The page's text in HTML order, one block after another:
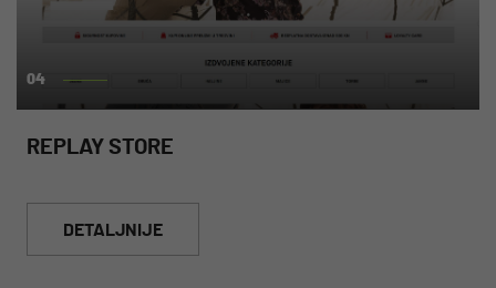
04
REPLAY STORE
DETALJNIJE